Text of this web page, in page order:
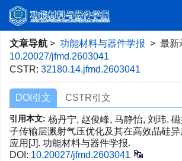
文章导航 > 功能材料与器件学报 > 最新
10.20027/jfmd.2603041
CSTR: 32180.14.jfmd.2603041
DOI引文 CSTR引文
引用本文: 杨丹宁, 赵俊峰, 马静怡, 刘玮.
子传输层溅射气压优化及其在高效晶硅
应用[J]. 功能材料与器件学报.
DOI: 10.20027/jfmd.2603041